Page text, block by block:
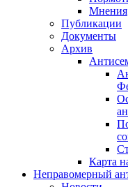
Мнения
Публикации
Документы
Архив
Карта
Неправомерный